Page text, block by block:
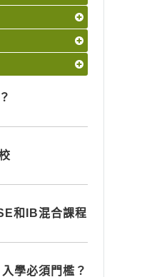
和IB混合課程
學必須門檻？